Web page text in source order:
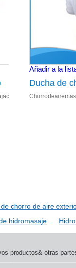
Añadir a la
Ducha de
masaje
chorro de aire
hidromasaje
productos& otras